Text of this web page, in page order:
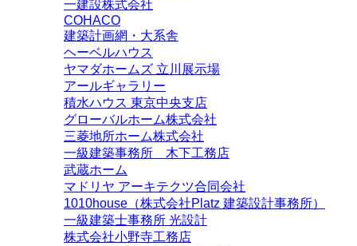
一建設株式会社
COHACO
建築計画網・大系舎
ヘーベルハウス
ヤマダホームズ 立川展示場
アールギャラリー
積水ハウス 東京中央支店
グローバルホーム株式会社
三菱地所ホーム株式会社
一級建築事務所 木下工務店
武蔵ホーム
マドリヤ アーキテクツ合同会社
1010house（株式会社Platz 建築設計事務所）
一級建築士事務所 光設計
株式会社小野寺工務店